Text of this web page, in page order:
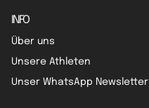
INFO
Über uns
Unsere Athleten
Unser WhatsApp Newsletter